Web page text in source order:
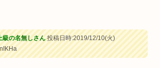
級の名無しさん投稿日時:2019/12/10(火)